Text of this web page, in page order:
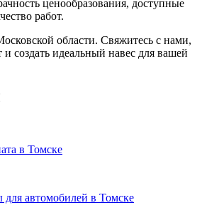
ценообразования, доступные
работ.
области. Свяжитесь с нами,
и создать идеальный навес для вашей
в Томске
для автомобилей в Томске